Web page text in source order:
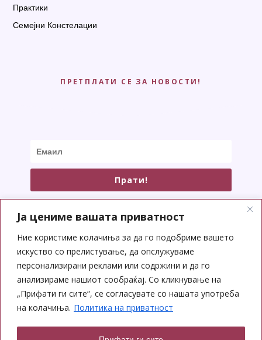
Ја цениме вашата приватност
Ние користиме колачиња за да го подобриме вашето
искуство со прелистување, да опслужуваме
персонализирани реклами или содржини и да го
анализираме нашиот сообраќај. Со кликнување на
„Прифати ги сите“, се согласувате со нашата употреба
на колачиња. Политика на приватност
Практики
Семејни Констелации
ПРЕТПЛАТИ СЕ ЗА НОВОСТИ!
Прати!
СОЦИЈАЛНИ МРЕЖИ